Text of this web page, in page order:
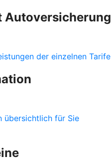
Autoversicherung
der einzelnen Tarife
übersichtlich für Sie